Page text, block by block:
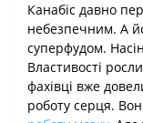
Канабіс давно
небезпечним. А
суперфудом.
Властивості
фахівці вже
роботу серця.